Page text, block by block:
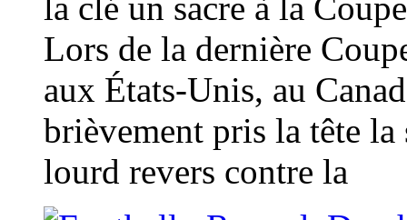
Lors de la dernière
aux États-Unis, au
brièvement pris la tête
lourd revers contre la